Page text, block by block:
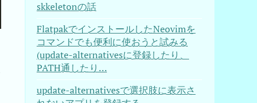
skkeletonの話
FlatpakでインストールしたNeovimを
コマンドでも便利に使おうと試みる
(update-alternativesに登録したり、
PATH通したり…
update-alternativesで選択肢に表示さ